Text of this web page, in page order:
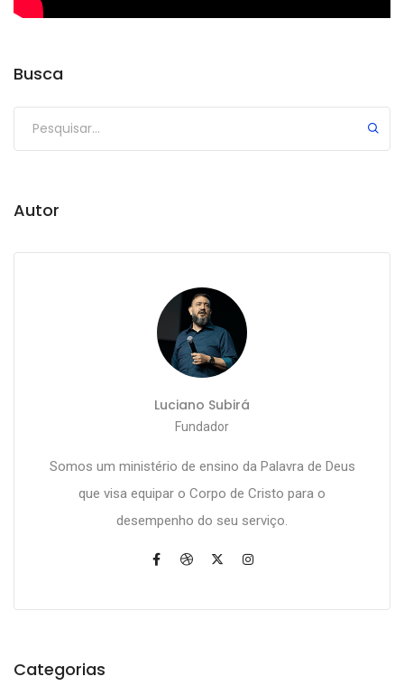
Busca
Autor
Luciano Subirá
Fundador
Somos um ministério de ensino da Palavra de Deus
que visa equipar o Corpo de Cristo para o
desempenho do seu serviço.
Categorias